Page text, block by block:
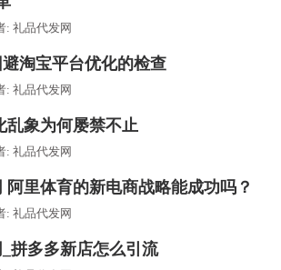
: 礼品代发网
淘宝平台优化的检查
: 礼品代发网
乱象为何屡禁不止
: 礼品代发网
阿里体育的新电商战略能成功吗？
: 礼品代发网
拼多多新店怎么引流